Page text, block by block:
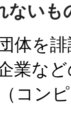
ないも
体を
業な
コン